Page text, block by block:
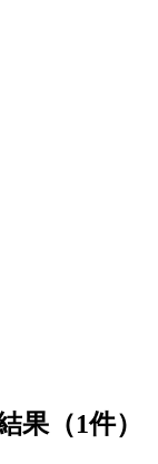
果（1件）